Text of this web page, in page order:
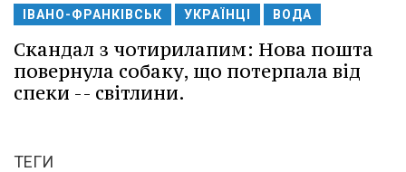
ІВАНО-ФРАНКІВСЬК УКРАЇНЦІ ВОДА
Скандал з чотирилапим: Нова пошта
повернула собаку, що потерпала від
спеки -- світлини.
ТЕГИ